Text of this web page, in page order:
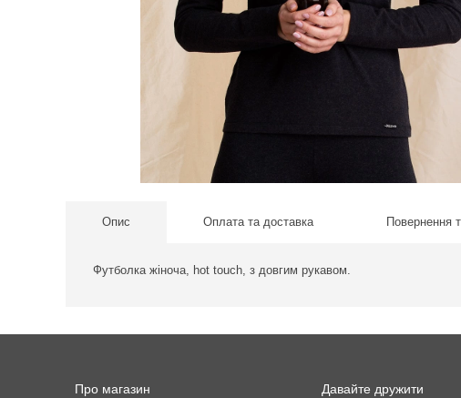
Опис Оплата та доставка Повернення
Футболка жіноча, hot touch, з довгим рукавом.
Про магазин Давайте дружити